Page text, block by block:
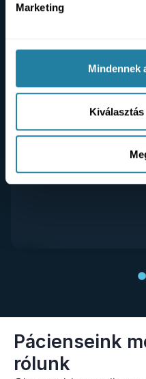
Marketing
Mindennek
Pácienseink kamera
PureDental csapatával
Pácienseink
rólunk